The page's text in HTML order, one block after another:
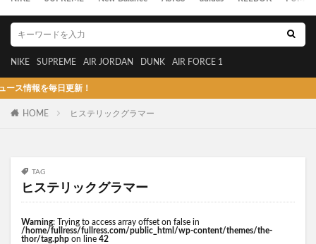
NIKE SUPREME AIR JORDAN DUNK AIR FORCE 1
毎日更新！
HOME ヒステリックグラマー
TAG
ヒステリックグラマー
Warning: Trying to access array offset on false in
/home/fullress/fullress.com/public_html/wp-content/themes/the-
thor/tag.php on line 42